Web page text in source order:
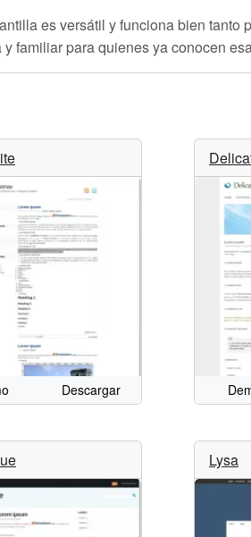
es versátil y funciona bien
familiar para quienes ya conocen
Descargar
Lysa